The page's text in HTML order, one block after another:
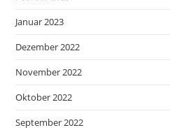
Januar 2023
Dezember 2022
November 2022
Oktober 2022
September 2022